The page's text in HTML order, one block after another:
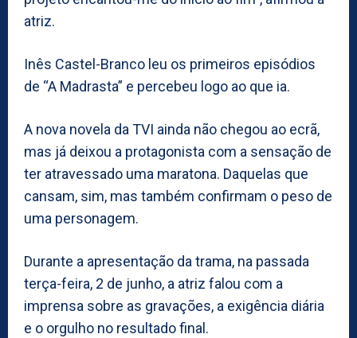
atriz.
Inês Castel-Branco leu os primeiros episódios
de “A Madrasta” e percebeu logo ao que ia.
A nova novela da TVI ainda não chegou ao ecrã,
mas já deixou a protagonista com a sensação de
ter atravessado uma maratona. Daquelas que
cansam, sim, mas também confirmam o peso de
uma personagem.
Durante a apresentação da trama, na passada
terça-feira, 2 de junho, a atriz falou com a
imprensa sobre as gravações, a exigência diária
e o orgulho no resultado final.